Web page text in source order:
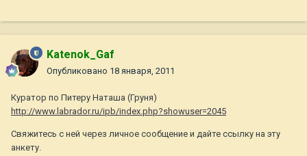
Katenok_Gaf
Опубликовано 18 января, 2011
Куратор по Питеру Наташа (Груня)
http://www.labrador.ru/ipb/index.php?showuser=2045
Свяжитесь с ней через личное сообщение и дайте ссылку на эту
анкету.